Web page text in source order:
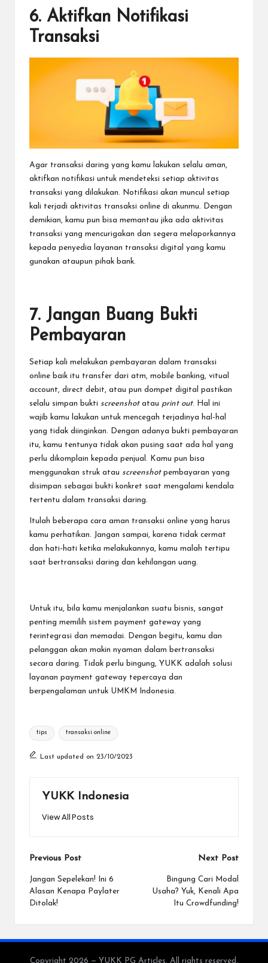
6. Aktifkan Notifikasi
Transaksi
Agar transaksi daring yang kamu lakukan selalu aman,
aktifkan notifikasi untuk mendeteksi setiap aktivitas
transaksi yang dilakukan. Notifikasi akan muncul setiap
kali terjadi aktivitas transaksi online di akunmu. Dengan
demikian, kamu pun bisa memantau jika ada aktivitas
transaksi yang mencurigakan dan segera melaporkannya
kepada penyedia layanan transaksi digital yang kamu
gunakan ataupun pihak bank.
7. Jangan Buang Bukti
Pembayaran
Setiap kali melakukan pembayaran dalam transaksi
online baik itu transfer dari atm, mobile banking, vitual
account, direct debit, atau pun dompet digital
pastikan
selalu simpan bukti screenshot atau print out. Hal ini
wajib kamu lakukan untuk mencegah terjadinya hal-hal
yang tidak diinginkan. Dengan adanya bukti pembayaran
itu, kamu tentunya tidak akan pusing saat ada hal yang
perlu dikomplain kepada penjual. Kamu pun bisa
menggunakan struk atau screenshot pembayaran yang
disimpan sebagai bukti konkret saat mengalami kendala
tertentu dalam transaksi daring.
Itulah beberapa cara aman transaksi online yang harus
kamu perhatikan. Jangan sampai, karena tidak cermat
dan hati-hati ketika melakukannya, kamu malah tertipu
saat bertransaksi daring dan kehilangan uang.
Untuk itu, bila kamu menjalankan suatu bisnis, sangat
penting memilih sistem payment gateway yang
terintegrasi dan memadai. Dengan begitu, kamu dan
pelanggan akan makin nyaman dalam bertransaksi
secara daring. Tidak perlu bingung, YUKK adalah solusi
layanan payment gateway tepercaya dan
berpengalaman untuk UMKM Indonesia.
Tags:
tips transaksi online
Last updated on 23/10/2023
YUKK Indonesia
View All Posts
Post
navigation
Previous Post
Jangan Sepelekan! Ini 6
Alasan Kenapa Paylater
Ditolak!
Next Post
Bingung Cari Modal
Usaha? Yuk, Kenali Apa
Itu Crowdfunding!
Copyright 2026 — YUKK PG Articles. All rights reserved.